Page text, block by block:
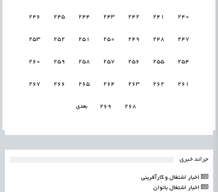
240
241
242
243
244
245
246
247
248
249
250
251
252
253
254
255
256
257
258
259
260
261
262
263
264
265
266
267
268
269 بعدی
جرائد خبری
اخبار اشتغال و کارآفرینی
اخبار اشتغال بانوان